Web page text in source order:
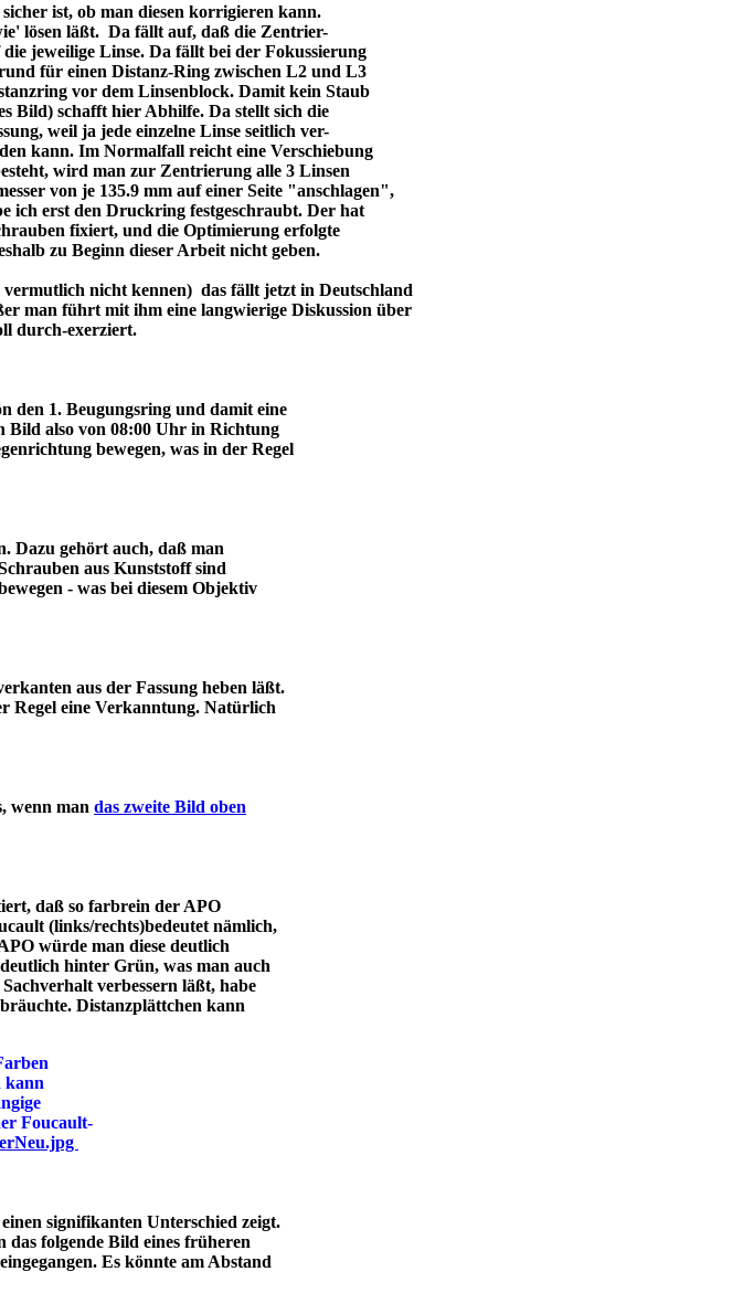
ist, ob man diesen korrigieren kann.
lösen läßt. Da fällt auf, daß die Zentrier-
jeweilige Linse. Da fällt bei der Fokussierung
für einen Distanz-Ring zwischen L2 und L3
vor dem Linsenblock. Damit kein Staub
Bild) schafft hier Abhilfe. Da stellt sich die
weil ja jede einzelne Linse seitlich ver-
kann. Im Normalfall reicht eine Verschiebung
wird man zur Zentrierung alle 3 Linsen
von je 135.9 mm auf einer Seite "anschlagen",
ich erst den Druckring festgeschraubt. Der hat
fixiert, und die Optimierung erfolgte
zu Beginn dieser Arbeit nicht geben.
nicht kennen) das fällt jetzt in Deutschland
man führt mit ihm eine langwierige Diskussion über
durch-exerziert.
den 1. Beugungsring und damit eine
Bild also von 08:00 Uhr in Richtung
bewegen, was in der Regel
Dazu gehört auch, daß man
aus Kunststoff sind
- was bei diesem Objektiv
aus der Fassung heben läßt.
Regel eine Verkanntung. Natürlich
wenn man das zweite Bild oben
daß so farbrein der APO
(links/rechts)bedeutet nämlich,
würde man diese deutlich
hinter Grün, was man auch
verbessern läßt, habe
Distanzplättchen kann
kann
Foucault-
signifikanten Unterschied zeigt.
folgende Bild eines früheren
Es könnte am Abstand